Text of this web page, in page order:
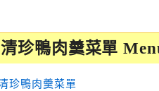
清珍鴨肉羹菜單